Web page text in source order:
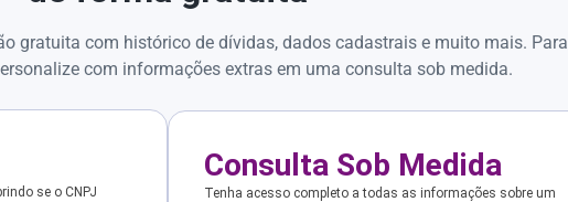
gratuita com histórico de dívidas, dados cadastrais e muito mais. Para
com informações extras em uma consulta sob medida.
se o CNPJ
Consulta Sob Medida
Tenha acesso completo a todas as informações sobre um